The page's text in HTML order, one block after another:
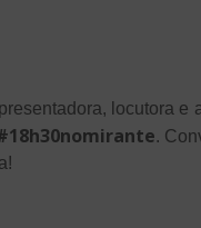
locutora
.